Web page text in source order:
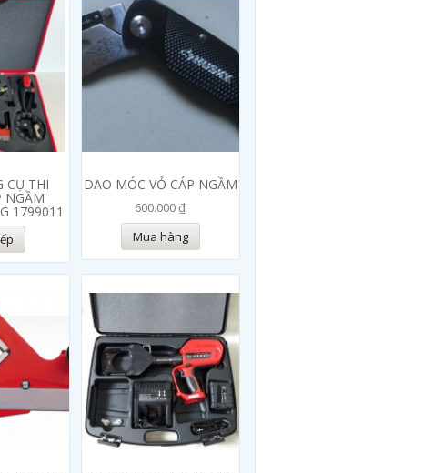
CỤ THI
NGẦM
1799011
DAO MÓC VỎ CÁP NGẦM
600.000 ₫
Mua hàng